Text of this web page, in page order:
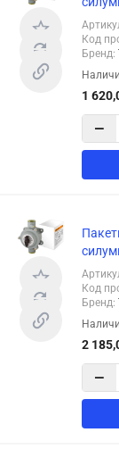
Код
Бренд:
1
−
Код
Бренд:
2
−